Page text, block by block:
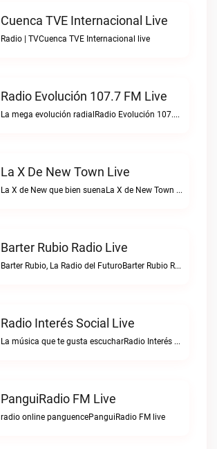
Cuenca TVE Internacional Live
Radio | TVCuenca TVE Internacional live
Radio Evolución 107.7 FM Live
La mega evolución radialRadio Evolución 107.7 FM live
La X De New Town Live
La X de New que bien suenaLa X de New Town live
Barter Rubio Radio Live
Barter Rubio, La Radio del FuturoBarter Rubio Radio live
Radio Interés Social Live
La música que te gusta escucharRadio Interés Social live
PanguiRadio FM Live
radio online panguencePanguiRadio FM live